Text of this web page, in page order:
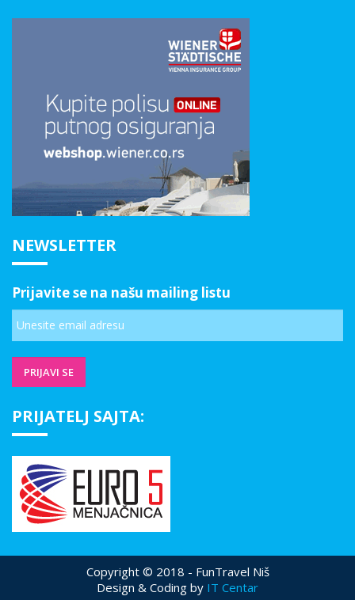
NEWSLETTER
Prijavite se na našu mailing listu
PRIJATELJ SAJTA:
Copyright © 2018 - FunTravel Niš
Design & Coding by IT Centar